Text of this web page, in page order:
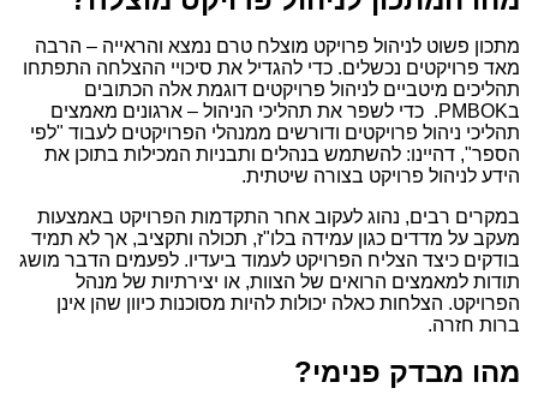
מתכון פשוט לניהול פרויקט מוצלח טרם נמצא והראייה – הרבה
מאד פרויקטים נכשלים. כדי להגדיל את סיכויי ההצלחה התפתחו
תהליכים מיטביים לניהול פרויקטים דוגמת אלה הכתובים
בPMBOK. כדי לשפר את תהליכי הניהול – ארגונים מאמצים
תהליכי ניהול פרויקטים ודורשים ממנהלי הפרויקטים לעבוד "לפי
הספר", דהיינו: להשתמש בנהלים ותבניות המכילות בתוכן את
הידע לניהול פרויקט בצורה שיטתית.
במקרים רבים, נהוג לעקוב אחר התקדמות הפרויקט באמצעות
מעקב על מדדים כגון עמידה בלו"ז, תכולה ותקציב, אך לא תמיד
בודקים כיצד הצליח הפרויקט לעמוד ביעדיו. לפעמים הדבר מושג
תודות למאמצים הרואים של הצוות, או יצירתיות של מנהל
הפרויקט. הצלחות כאלה יכולות להיות מסוכנות כיוון שהן אינן
ברות חזרה.
מהו מבדק פנימי?